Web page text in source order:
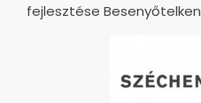
fejlesztése Besenyőtelken